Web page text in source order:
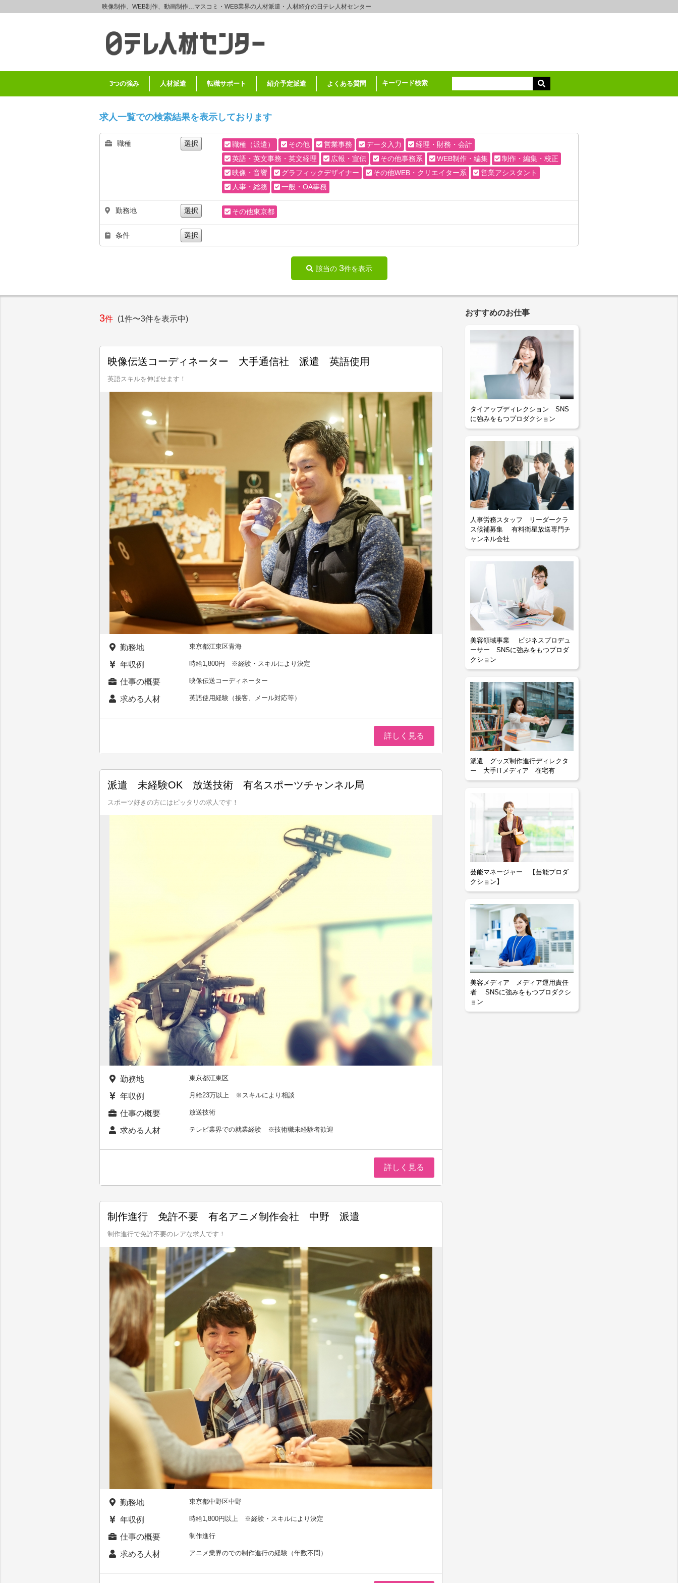
映像制作、WEB制作、動画制作…マスコミ・WEB業界の人材派遣・人材紹介の日テレ人材センター
3つの強み 人材派遣 転職サポート 紹介予定派遣 よくある質問 キーワード検索
求人一覧での検索結果を表示しております
職種 選択 職種（派遣） その他 営業事務 データ入力
経理・財務・会計
英語・英文事務・英文経理
広報・宣伝 その他事務系 WEB制作・編集
制作・編集・校正
映像・音響
グラフィックデザイナー その他WEB・クリエイター系
営業アシスタント
人事・総務
一般・OA事務
勤務地 選択 その他東京都
条件 選択
該当の 3件を表示
3件 (1件〜3件を表示中)
映像伝送コーディネーター 大手通信社 派遣 英語使用
英語スキルを伸ばせます！
勤務地 東京都江東区青海
年収例 時給1,800円 ※経験・スキルにより決定
仕事の概要 映像伝送コーディネーター
求める人材 英語使用経験（接客、メール対応等）
詳しく見る
派遣 未経験OK 放送技術 有名スポーツチャンネル局
スポーツ好きの方にはピッタリの求人です！
勤務地 東京都江東区
年収例 月給23万以上 ※スキルにより相談
仕事の概要 放送技術
求める人材 テレビ業界での就業経験 ※技術職未経験者歓迎
詳しく見る
制作進行 免許不要 有名アニメ制作会社 中野 派遣
制作進行で免許不要のレアな求人です！
勤務地 東京都中野区中野
年収例 時給1,800円以上 ※経験・スキルにより決定
仕事の概要 制作進行
求める人材 アニメ業界のでの制作進行の経験（年数不問）
おすすめのお仕事
タイアップディレクション SNS
に強みをもつプロダクション
人事労務スタッフ リーダークラ
ス候補募集 有料衛星放送専門チ
ャンネル会社
美容領域事業 ビジネスプロデュ
ーサー SNSに強みをもつプロダ
クション
派遣 グッズ制作進行ディレクタ
ー 大手ITメディア 在宅有
芸能マネージャー 【芸能プロダ
クション】
美容メディア メディア運用責任
者 SNSに強みをもつプロダクシ
ョン